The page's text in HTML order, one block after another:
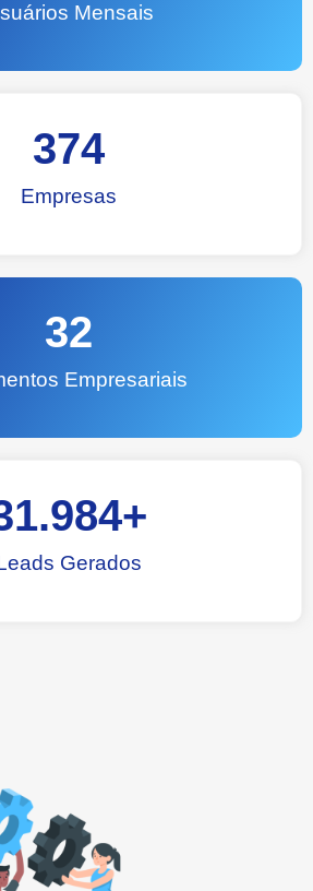
Mensais
Empresas
374
Empresariais
32
Gerados
+